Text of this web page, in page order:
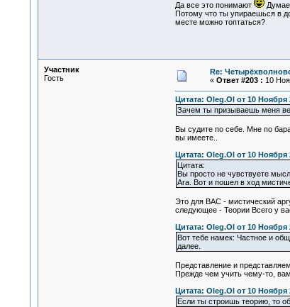
Да все это понимают
Потому что ты упираешься в
месте можно топтаться?
Участник
Гость
Re:
« Ответ #203 : 10
Цитата: Oleg.Ol от 10 Ноября
Зачем ты призываешь меня
Вы судите по себе. Мне по
вы имеете..
Цитата: Oleg.Ol от 10 Ноября
Цитата:
Вы просто не чувствуете
Ага. Вот и пошел в ход
Это для ВАС - мистический
следующее - Теории Всего у
Цитата: Oleg.Ol от 10 Ноября
Вот тебе намек: Частное и
далее.
Представление и
Прежде чем учить чему-то,
Цитата: Oleg.Ol от 10 Ноября
Если ты строишь теорию, то